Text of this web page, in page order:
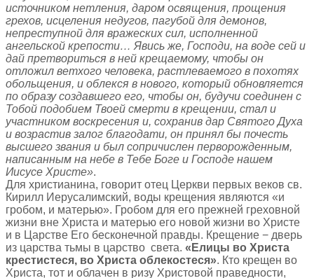
источником нетления, даром освящения, прощения
грехов, исцеления недугов, пагубой для демонов,
непреступной для вражеских сил, исполненной
ангельской крепости… Явись же, Господи, на воде сей и
дай претвориться в ней крещаемому, чтобы он
отложил ветхого человека, растлеваемого в похотях
обольщения, и облекся в нового, который обновляется
по образу создавшего его, чтобы он, будучи соединен с
Тобой подобием Твоей смерти в крещении, стал и
участником воскресения и, сохранив дар Святого Духа
и возрастив залог благодати, он принял бы почесть
высшего звания и был сопричислен перворожденным,
написанным на небе в Тебе Боге и Господе нашем
Иисусе Христе».
Для христианина, говорит отец Церкви первых веков св.
Кирилл Иерусалимский, воды крещения являются «и
гробом, и матерью». Гробом для его прежней греховной
жизни вне Христа и матерью его новой жизни во Христе
и в Царстве Его бесконечной правды. Крещение − дверь
из царства тьмы в царство света. «Елицы во Христа
крестистеся, во Христа облекостеся». Кто крещен во
Христа, тот и облачен в ризу Христовой праведности,